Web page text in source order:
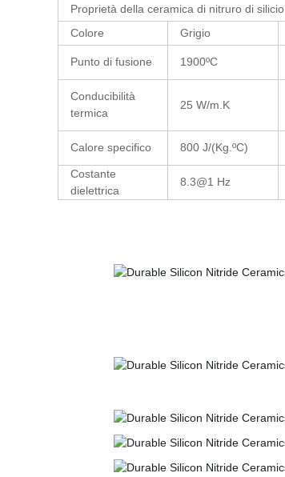
Proprietà della ceramica di nitruro di silicio
Colore
Grigio
Punto di fusione 1900ºC
Conducibilità
termica
25 W/m.K
Calore specifico 800 J/(Kg. ºC)
Costante
dielettrica
8.3@1 Hz